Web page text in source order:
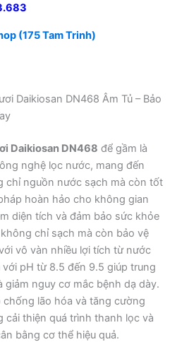
(175 Tam Trinh)
Daikiosan DN468 Âm Tủ – Bảo
Daikiosan DN468 để gầm là
nghệ lọc nước, mang đến
chỉ nguồn nước sạch mà còn tốt
hoàn hảo cho không gian
diện tích và đảm bảo sức khỏe
chỉ sạch mà còn bảo vệ
vô vàn nhiều lợi tích từ nước
với pH từ 8.5 đến 9.5 giúp trung
giảm nguy cơ mắc bệnh dạ dày.
lão hóa và tăng cường
cải thiện quá trình thanh lọc và
bằng cơ thể hiệu quả.